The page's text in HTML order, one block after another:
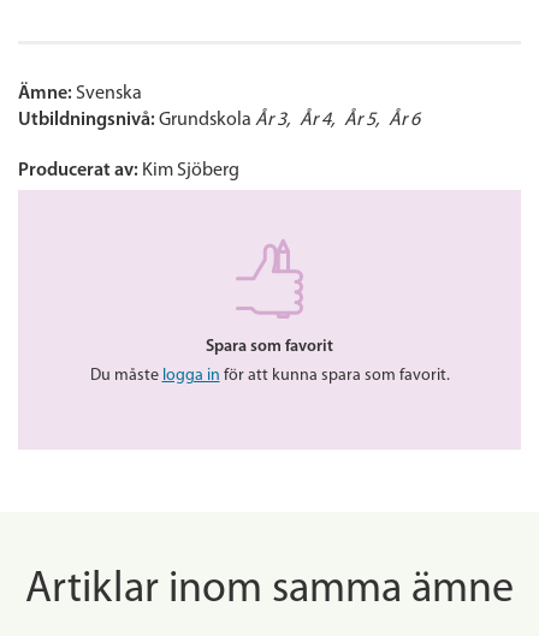
Ämne: Svenska
Utbildningsnivå: Grundskola År 3 År 4 År 5 År 6
Producerat av: Kim Sjöberg
Spara som favorit
Du måste logga in för att kunna spara som favorit.
Artiklar inom samma ämne